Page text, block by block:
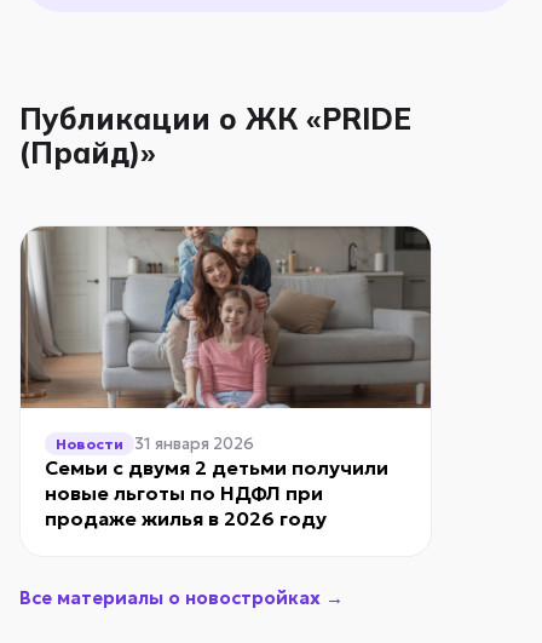
Публикации о ЖК «PRIDE
(Прайд)»
Новости 31 января 2026
Семьи с двумя 2 детьми получили
новые льготы по НДФЛ при
продаже жилья в 2026 году
Все материалы о новостройках →